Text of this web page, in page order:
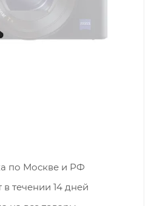
по Москве и РФ
течении 14 дней